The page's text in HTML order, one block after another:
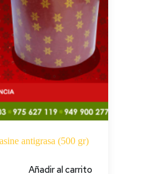
antigrasa (500 gr)
Añadir al carrito